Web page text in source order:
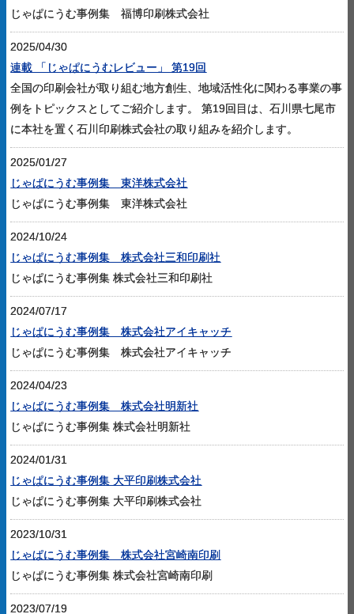
じゃぱにうむ事例集 福博印刷株式会社
2025/04/30
連載 「じゃぱにうむレビュー」 第19回
全国の印刷会社が取り組む地方創生、地域活性化に関わる事業の事
例をトピックスとしてご紹介します。 第19回目は、石川県七尾市
に本社を置く石川印刷株式会社の取り組みを紹介します。
2025/01/27
じゃぱにうむ事例集 東洋株式会社
じゃぱにうむ事例集 東洋株式会社
2024/10/24
じゃぱにうむ事例集 株式会社三和印刷社
じゃぱにうむ事例集 株式会社三和印刷社
2024/07/17
じゃぱにうむ事例集 株式会社アイキャッチ
じゃぱにうむ事例集 株式会社アイキャッチ
2024/04/23
じゃぱにうむ事例集 株式会社明新社
じゃぱにうむ事例集 株式会社明新社
2024/01/31
じゃぱにうむ事例集 大平印刷株式会社
じゃぱにうむ事例集 大平印刷株式会社
2023/10/31
じゃぱにうむ事例集 株式会社宮崎南印刷
じゃぱにうむ事例集 株式会社宮崎南印刷
2023/07/19